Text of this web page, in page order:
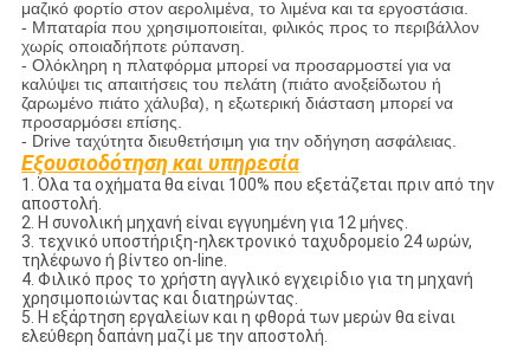
μαζικό φορτίο στον αερολιμένα, το λιμένα και τα εργοστάσια.
- Μπαταρία που χρησιμοποιείται, φιλικός προς το περιβάλλον
χωρίς οποιαδήποτε ρύπανση.
- Ολόκληρη η πλατφόρμα μπορεί να προσαρμοστεί για να
καλύψει τις απαιτήσεις του πελάτη (πιάτο ανοξείδωτου ή
ζαρωμένο πιάτο χάλυβα), η εξωτερική διάσταση μπορεί να
προσαρμόσει επίσης.
- Drive ταχύτητα διευθετήσιμη για την οδήγηση ασφάλειας.
Εξουσιοδότηση και υπηρεσία
1. Όλα τα οχήματα θα είναι 100% που εξετάζεται πριν από την
αποστολή.
2. Η συνολική μηχανή είναι εγγυημένη για 12 μήνες.
3. τεχνικό υποστήριξη-ηλεκτρονικό ταχυδρομείο 24 ωρών,
τηλέφωνο ή βίντεο on-line.
4. Φιλικό προς το χρήστη αγγλικό εγχειρίδιο για τη μηχανή
χρησιμοποιώντας και διατηρώντας.
5. Η εξάρτηση εργαλείων και η φθορά των μερών θα είναι
ελεύθερη δαπάνη μαζί με την αποστολή.